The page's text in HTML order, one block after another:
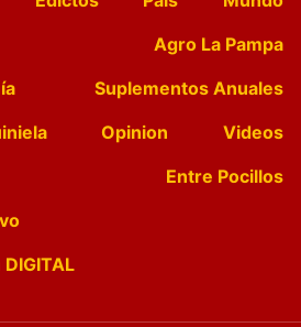
Agro La Pampa
Suplementos Anuales
Opinion
Videos
Entre Pocillos